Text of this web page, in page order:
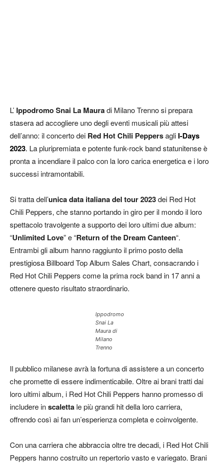
L’ Ippodromo Snai La Mauradi Milano Trenno si prepara
stasera ad accogliere uno degli eventi musicali più attesi
dell’anno: il concerto dei Red Hot Chili Peppersagli I-Days
2023. La pluripremiata e potente funk-rock band statunitense è
pronta a incendiare il palco con la loro carica energetica e i loro
successi intramontabili.
Si tratta dell’unica data italiana del tour 2023dei Red Hot
Chili Peppers, che stanno portando in giro per il mondo il loro
spettacolo travolgente a supporto dei loro ultimi due album:
“Unlimited Love” e “Return of the Dream Canteen“.
Entrambi gli album hanno raggiunto il primo posto della
prestigiosa Billboard Top Album Sales Chart, consacrando i
Red Hot Chili Peppers come la prima rock band in 17 anni a
ottenere questo risultato straordinario.
Ippodromo
Snai La
Maura di
Milano
Trenno
Il pubblico milanese avrà la fortuna di assistere a un concerto
che promette di essere indimenticabile. Oltre ai brani tratti dai
loro ultimi album, i Red Hot Chili Peppers hanno promesso di
includere inscaletta le più grandi hit della loro carriera,
offrendo così ai fan un’esperienza completa e coinvolgente.
Con una carriera che abbraccia oltre tre decadi, i Red Hot Chili
Peppers hanno costruito un repertorio vasto e variegato. Brani